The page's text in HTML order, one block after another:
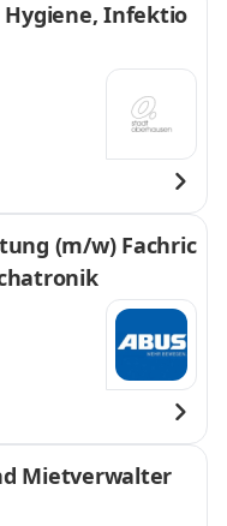
Infektio
(m/w) Fachric
Mietverwalter